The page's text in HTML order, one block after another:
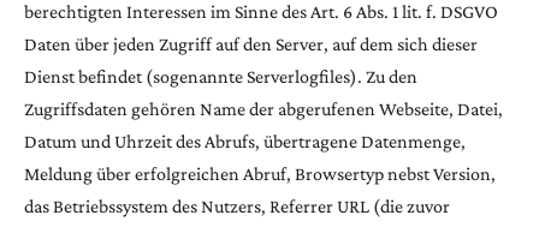
berechtigten Interessen im Sinne des Art. 6 Abs. 1 lit. f. DSGVO
Daten über jeden Zugriff auf den Server, auf dem sich dieser
Dienst befindet (sogenannte Serverlogfiles). Zu den
Zugriffsdaten gehören Name der abgerufenen Webseite, Datei,
Datum und Uhrzeit des Abrufs, übertragene Datenmenge,
Meldung über erfolgreichen Abruf, Browsertyp nebst Version,
das Betriebssystem des Nutzers, Referrer URL (die zuvor